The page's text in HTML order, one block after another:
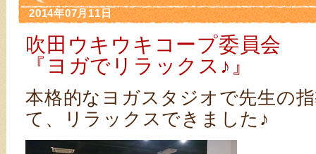
2014年07月11日
吹田ウキウキコープ委員会
『ヨガでリラックス♪』
本格的なヨガスタジオで先生の
て、リラックスできました♪